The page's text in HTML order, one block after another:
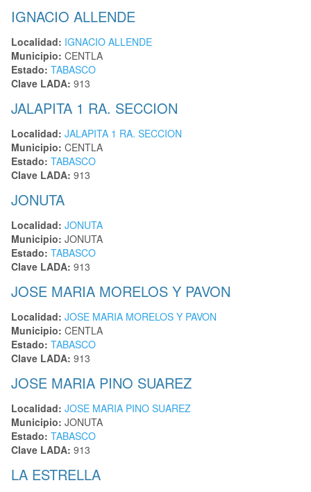
IGNACIO ALLENDE
Localidad: IGNACIO ALLENDE
Municipio: CENTLA
Estado: TABASCO
Clave LADA: 913
JALAPITA 1 RA. SECCION
Localidad: JALAPITA 1 RA. SECCION
Municipio: CENTLA
Estado: TABASCO
Clave LADA: 913
JONUTA
Localidad: JONUTA
Municipio: JONUTA
Estado: TABASCO
Clave LADA: 913
JOSE MARIA MORELOS Y PAVON
Localidad: JOSE MARIA MORELOS Y PAVON
Municipio: CENTLA
Estado: TABASCO
Clave LADA: 913
JOSE MARIA PINO SUAREZ
Localidad: JOSE MARIA PINO SUAREZ
Municipio: JONUTA
Estado: TABASCO
Clave LADA: 913
LA ESTRELLA